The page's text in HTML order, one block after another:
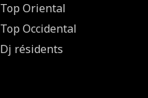
Top Oriental
Top Occidental
Dj résidents